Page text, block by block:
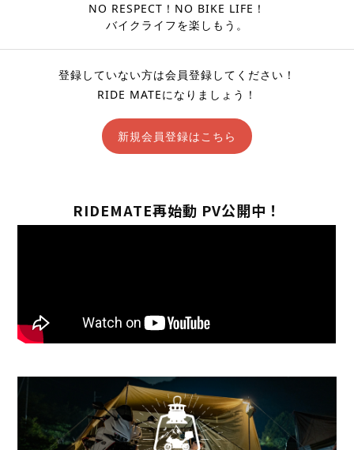
NO RESPECT！NO BIKE LIFE！
バイクライフを楽しもう。
登録していない方は会員登録してください！
RIDE MATEになりましょう！
新規会員登録はこちら
RIDEMATE再始動 PV公開中！